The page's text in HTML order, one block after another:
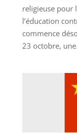
religieuse pour
l’éducation
commence
23 octobre,